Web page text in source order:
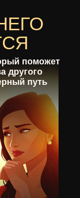
поможет
другого
путь